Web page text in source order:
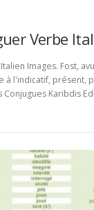
Verbe
Images. Fost,
à l'indicatif, présent,
Conjugues Karibdis